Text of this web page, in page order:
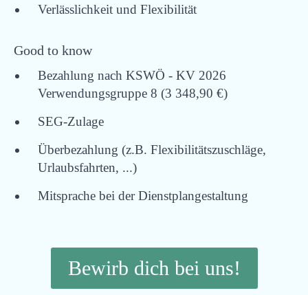
Verlässlichkeit und Flexibilität
Good to know
Bezahlung nach KSWÖ - KV 2026
Verwendungsgruppe 8 (3 348,90 €)
SEG-Zulage
Überbezahlung (z.B. Flexibilitätszuschläge,
Urlaubsfahrten, ...)
Mitsprache bei der Dienstplangestaltung
Bewirb dich bei uns!